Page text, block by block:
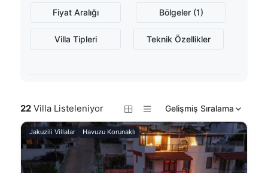
Fiyat Aralığı Bölgeler (1)
Villa Tipleri Teknik Özellikler
22 Villa Listeleniyor Gelişmiş Sıralama
Jakuzili Villalar Havuzu Korunaklı